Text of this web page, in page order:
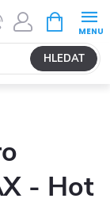
HLEDAT
NÁKUPNÍ
KOŠÍK
- Hot